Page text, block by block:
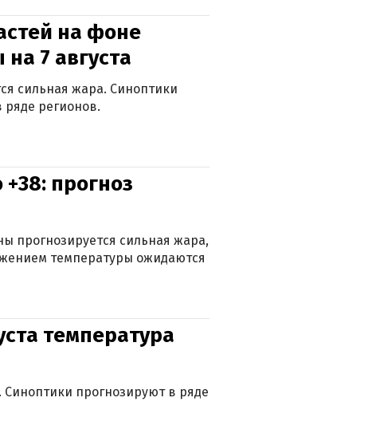
на фоне
7 августа
сильная жара. Синоптики
регионов.
прогноз
прогнозируется сильная жара,
температуры ожидаются
температура
Синоптики прогнозируют в ряде